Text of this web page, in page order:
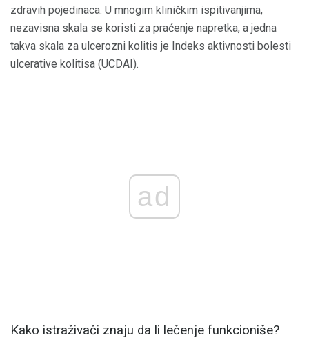
zdravih pojedinaca. U mnogim kliničkim ispitivanjima,
nezavisna skala se koristi za praćenje napretka, a jedna
takva skala za ulcerozni kolitis je Indeks aktivnosti bolesti
ulcerative kolitisa (UCDAI).
ad
Kako istraživači znaju da li lečenje funkcioniše?